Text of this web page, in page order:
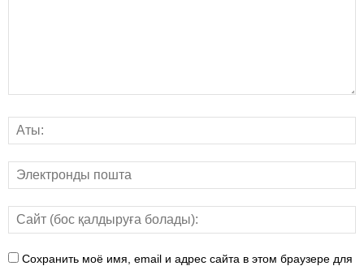
Сохранить моё имя, email и адрес сайта в этом браузере для